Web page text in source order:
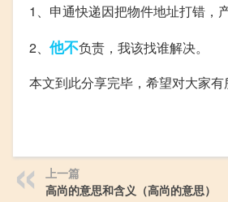
1、申通快递因把物件地址打错，
2、 他不负责，我该找谁解决。
本文到此分享完毕，希望对大家有
上一篇
高尚的意思和含义（高尚的意思）